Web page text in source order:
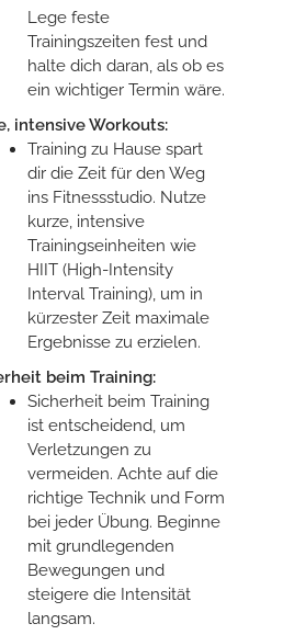
Lege feste
Trainingszeiten fest und
halte dich daran, als ob es
ein wichtiger Termin wäre.
intensive Workouts:
Training zu Hause spart
dir die Zeit für den Weg
ins Fitnessstudio. Nutze
kurze, intensive
Trainingseinheiten wie
HIIT (High-Intensity
Interval Training), um in
kürzester Zeit maximale
Ergebnisse zu erzielen.
beim Training:
Sicherheit beim Training
ist entscheidend, um
Verletzungen zu
vermeiden. Achte auf die
richtige Technik und Form
bei jeder Übung. Beginne
mit grundlegenden
Bewegungen und
steigere die Intensität
langsam.